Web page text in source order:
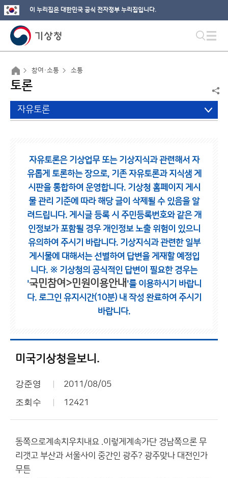
이 누리집은 대한민국 공식 전자정부 누리집입니다.
참여·소통 소통
토론
자유토론
자유토론은 기상업무 또는 기상지식과 관련해서 자
유롭게 토론하는 장으로, 기존 자유토론과 지식샘 게
시판을 통합하여 운영합니다. 기상청 홈페이지 게시
물 관리 기준에 따라 해당 글이 삭제될 수 있음을 알
려드립니다. 게시글 등록 시 주민등록번호와 같은 개
인정보가 포함될 경우 개인정보 노출 위험이 있으니
유의하여 주시기 바랍니다. 기상지식과 관련한 일부
게시물에 대해서는 선별하여 답변을 게재할 예정입
니다. ※ 기상청의 공식적인 답변이 필요한 경우는
'국민참여>민원이용안내 '를 이용하시기 바랍니
다. 로그인 유지시간(10분) 내 작성 완료하여 주시기
바랍니다.
미국기상청을보니.
강준영 2011/08/05
조회수 12421
동쪽으로계속치우치내요 .이렇게계속가단 경남쪽으론 무
리갯고 부산과 서울사이 중간인 광주? 광주맞나 대전인가
무튼